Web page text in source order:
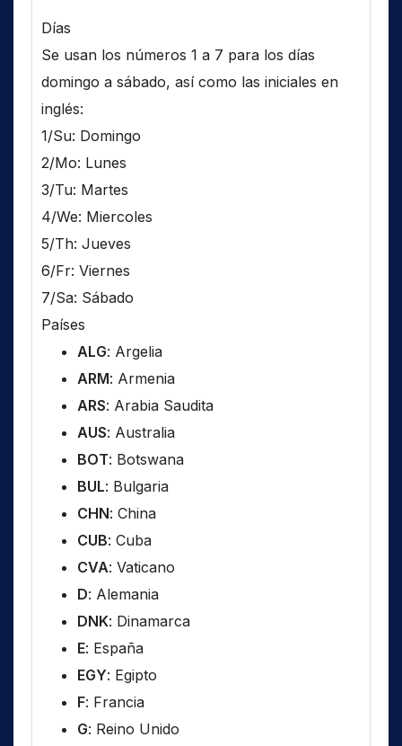
Días
Se usan los números 1 a 7 para los días
domingo a sábado, así como las iniciales en
inglés:
1/Su: Domingo
2/Mo: Lunes
3/Tu: Martes
4/We: Miercoles
5/Th: Jueves
6/Fr: Viernes
7/Sa: Sábado
Países
ALG: Argelia
ARM: Armenia
ARS: Arabia Saudita
AUS: Australia
BOT: Botswana
BUL: Bulgaria
CHN: China
CUB: Cuba
CVA: Vaticano
D: Alemania
DNK: Dinamarca
E: España
EGY: Egipto
F: Francia
G: Reino Unido